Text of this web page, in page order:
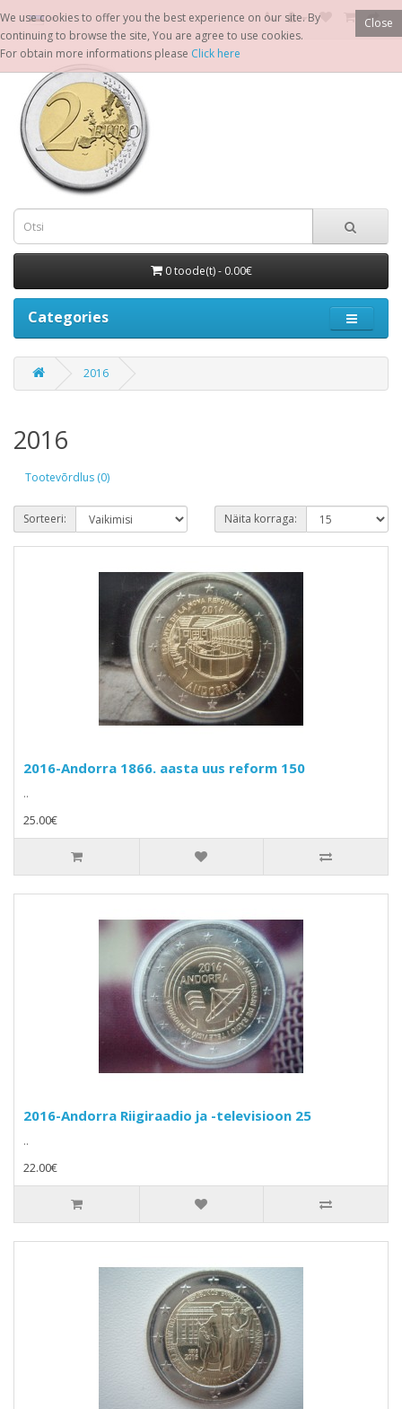
0 toode(t) - 0.00€
Categories
2016
2016
Tootevõrdlus (0)
Sorteeri: Näita korraga:
2016-Andorra 1866. aasta uus reform 150
..
25.00€
2016-Andorra Riigiraadio ja -televisioon 25
..
22.00€
Close
We use cookies to offer you the best experience on our site. By
continuing to browse the site, You are agree to use cookies.
For obtain more informations please Click here